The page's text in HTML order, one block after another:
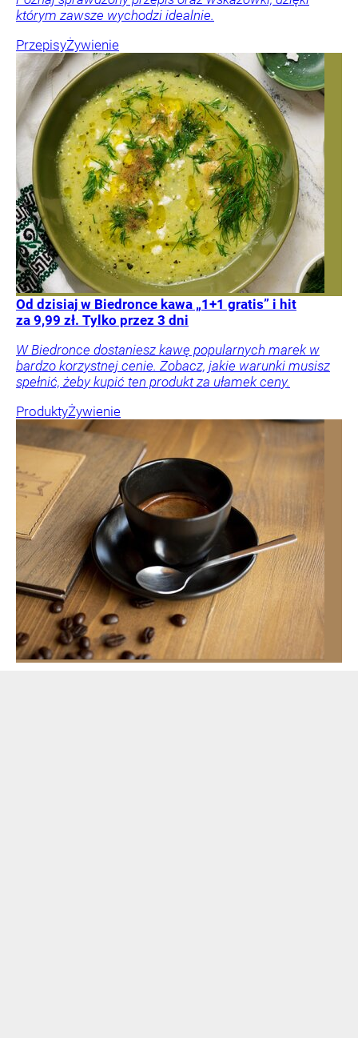
którym zawsze wychodzi idealnie.
PrzepisyŻywienie
Od dzisiaj w Biedronce kawa „1+1 gratis” i hit
za 9,99 zł. Tylko przez 3 dni
W Biedronce dostaniesz kawę popularnych marek w
bardzo korzystnej cenie. Zobacz, jakie warunki musisz
spełnić, żeby kupić ten produkt za ułamek ceny.
ProduktyŻywienie